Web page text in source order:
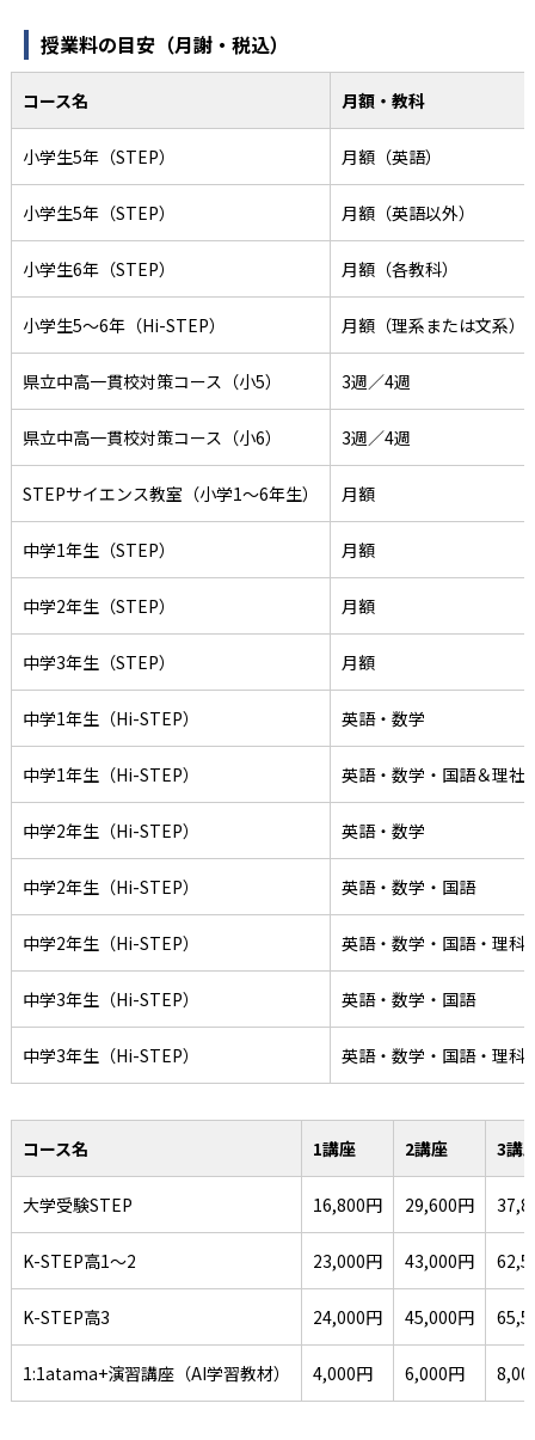
授業料の目安（月謝・税込）
コース名 月額・教科
小学生5年（STEP） 月額（英語）
小学生5年（STEP） 月額（英語以外）
小学生6年（STEP） 月額（各教科）
小学生5〜6年（Hi-STEP） 月額（理系または文系）
県立中高一貫校対策コース（小5） 3週／4週
県立中高一貫校対策コース（小6） 3週／4週
STEPサイエンス教室（小学1〜6年生） 月額
中学1年生（STEP） 月額
中学2年生（STEP） 月額
中学3年生（STEP） 月額
中学1年生（Hi-STEP） 英語・数学
中学1年生（Hi-STEP） 英語・数学・国語＆理社
中学2年生（Hi-STEP） 英語・数学
中学2年生（Hi-STEP） 英語・数学・国語
中学2年生（Hi-STEP） 英語・数学・国語・理科
中学3年生（Hi-STEP） 英語・数学・国語
中学3年生（Hi-STEP） 英語・数学・国語・理科
コース名 1講座 2講座 3講
大学受験STEP 16,800円 29,600円
K-STEP高1〜2 23,000円 43,000円
K-STEP高3 24,000円 45,000円
1:1atama+演習講座（AI学習教材） 4,000円 6,000円